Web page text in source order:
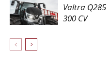
Valtra
300 CV